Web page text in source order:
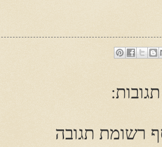
רשומת תגובה